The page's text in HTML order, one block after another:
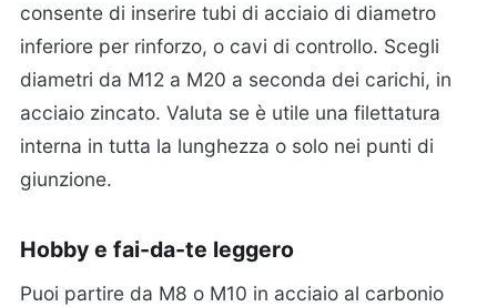
consente di inserire tubi di acciaio di diametro
inferiore per rinforzo, o cavi di controllo. Scegli
diametri da M12 a M20 a seconda dei carichi, in
acciaio zincato. Valuta se è utile una filettatura
interna in tutta la lunghezza o solo nei punti di
giunzione.
Hobby e fai-da-te leggero
Puoi partire da M8 o M10 in acciaio al carbonio